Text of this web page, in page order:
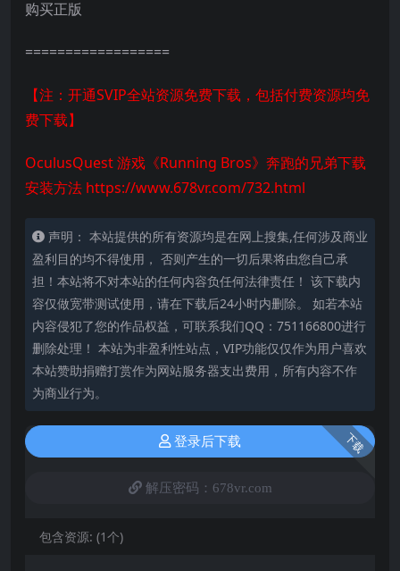
购买正版
==================
【注：开通SVIP全站资源免费下载，包括付费资源均免
费下载】
OculusQuest 游戏《Running Bros》奔跑的兄弟下载
安装方法 https://www.678vr.com/732.html
声明： 本站提供的所有资源均是在网上搜集,任何涉及商业
盈利目的均不得使用， 否则产生的一切后果将由您自己承
担！本站将不对本站的任何内容负任何法律责任！ 该下载内
容仅做宽带测试使用，请在下载后24小时内删除。 如若本站
内容侵犯了您的作品权益，可联系我们QQ：751166800进行
删除处理！ 本站为非盈利性站点，VIP功能仅仅作为用户喜欢
本站赞助捐赠打赏作为网站服务器支出费用，所有内容不作
为商业行为。
下载
登录后下载
解压密码：678vr.com
包含资源: (1个)